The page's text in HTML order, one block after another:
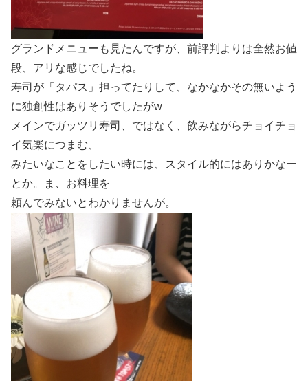
グランドメニューも見たんですが、前評判よりは全然お値
段、アリな感じでしたね。
寿司が「タパス」担ってたりして、なかなかその無いよう
に独創性はありそうでしたがw
メインでガッツリ寿司、ではなく、飲みながらチョイチョ
イ気楽につまむ、
みたいなことをしたい時には、スタイル的にはありかなー
とか。ま、お料理を
頼んでみないとわかりませんが。